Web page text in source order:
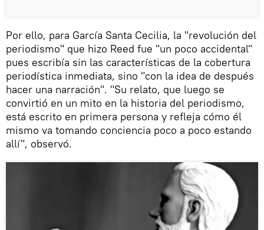
Por ello, para García Santa Cecilia, la "revolución del
periodismo" que hizo Reed fue "un poco accidental"
pues escribía sin las características de la cobertura
periodística inmediata, sino "con la idea de después
hacer una narración". "Su relato, que luego se
convirtió en un mito en la historia del periodismo,
está escrito en primera persona y refleja cómo él
mismo va tomando conciencia poco a poco estando
allí", observó.